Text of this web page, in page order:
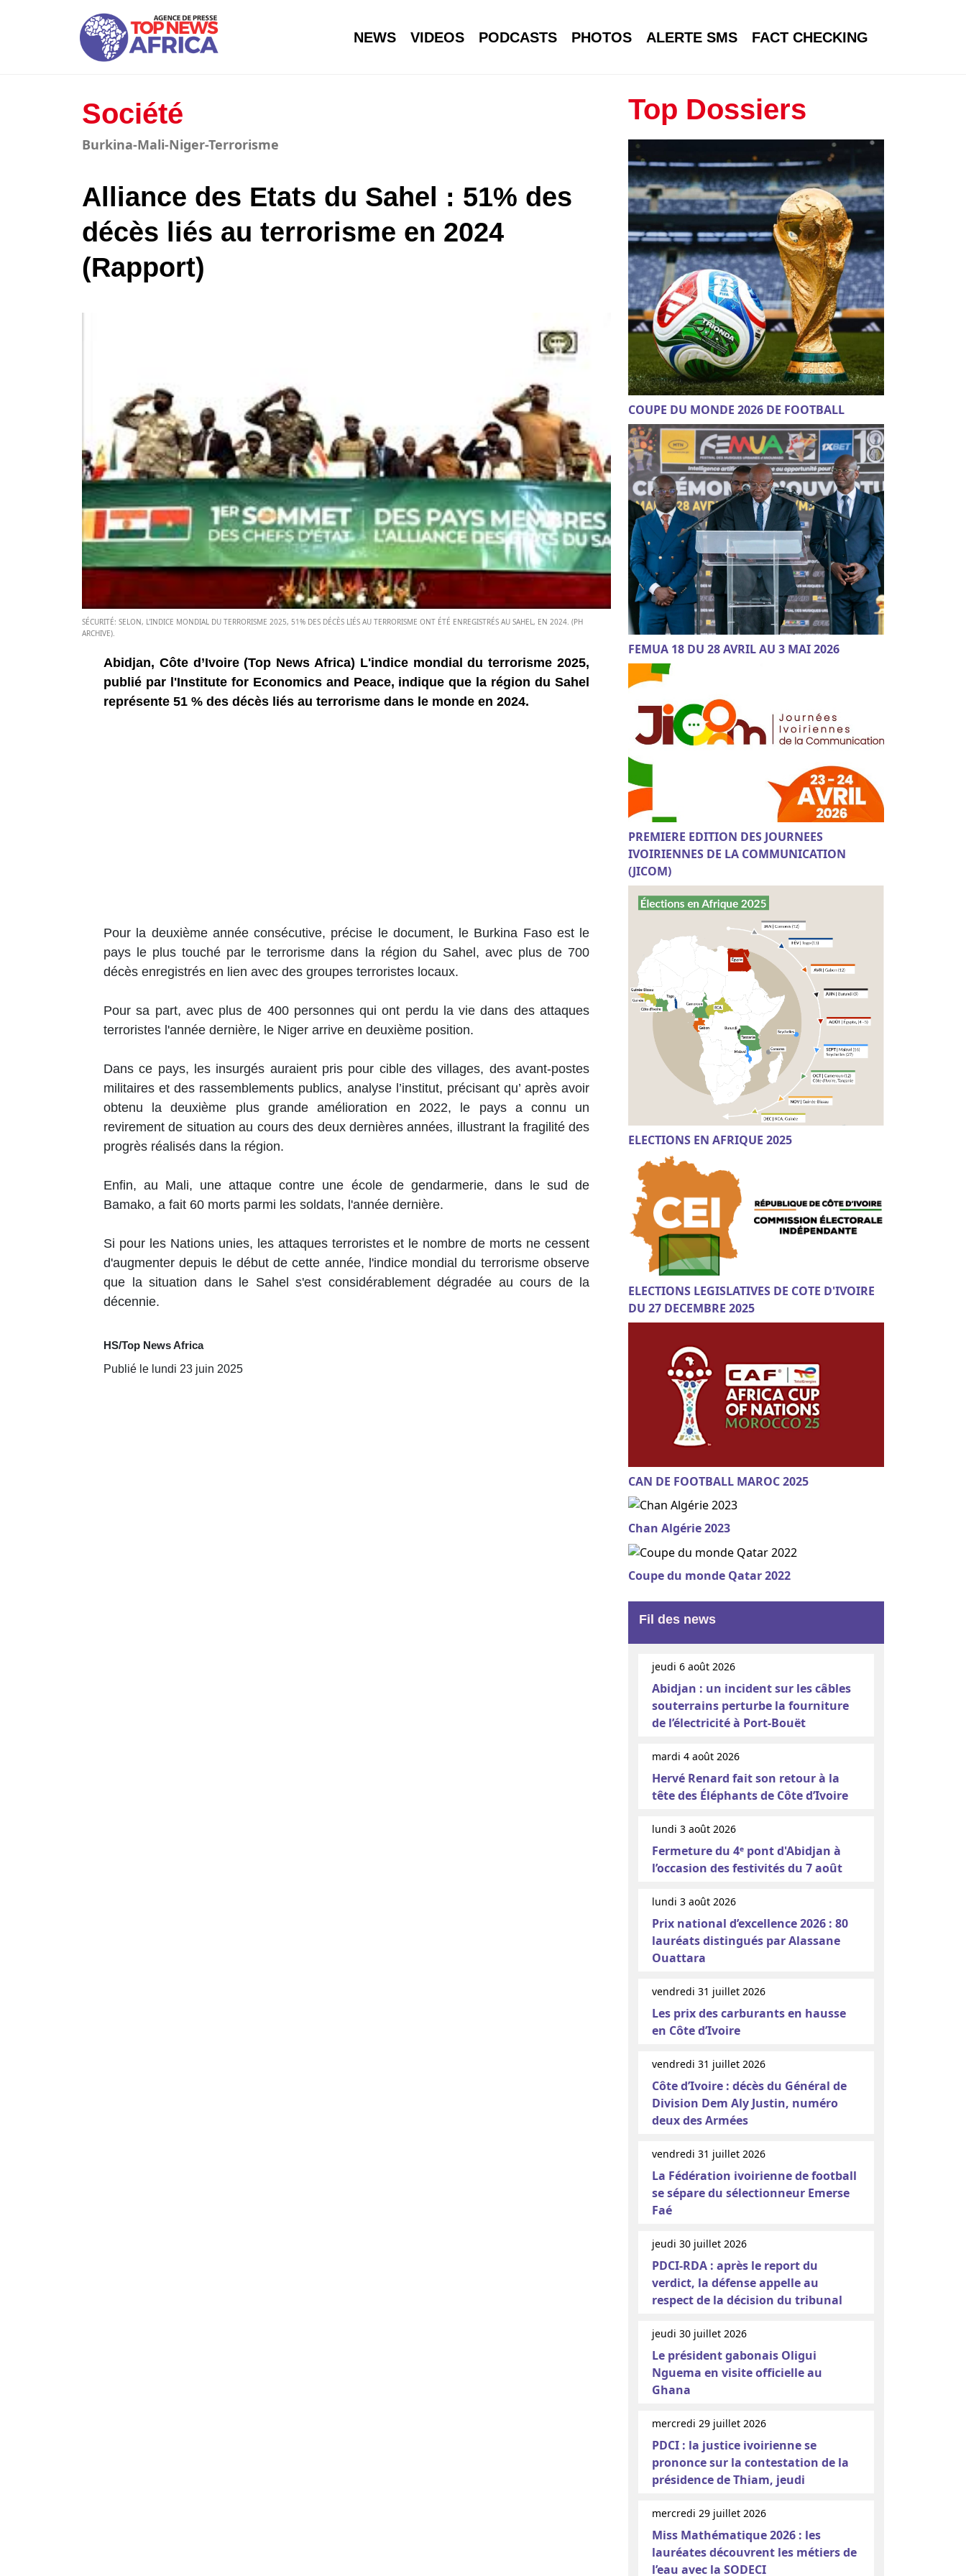
NEWS VIDEOS PODCASTS PHOTOS ALERTE SMS FACT CHECKING
Société
Burkina-Mali-Niger-Terrorisme
Alliance des Etats du Sahel : 51% des
décès liés au terrorisme en 2024
(Rapport)
SÉCURITÉ: SELON, L'INDICE MONDIAL DU TERRORISME 2025, 51% DES DÉCÈS LIÉS AU TERRORISME ONT ÉTÉ ENREGISTRÉS AU SAHEL, EN 2024. (PH
ARCHIVE).
Abidjan, Côte d’Ivoire (Top News Africa) L'indice mondial du terrorisme 2025,
publié par l'Institute for Economics and Peace, indique que la région du Sahel
représente 51 % des décès liés au terrorisme dans le monde en 2024.
Pour la deuxième année consécutive, précise le document, le Burkina Faso est le
pays le plus touché par le terrorisme dans la région du Sahel, avec plus de 700
décès enregistrés en lien avec des groupes terroristes locaux.
Pour sa part, avec plus de 400 personnes qui ont perdu la vie dans des attaques
terroristes l'année dernière, le Niger arrive en deuxième position.
Dans ce pays, les insurgés auraient pris pour cible des villages, des avant-postes
militaires et des rassemblements publics, analyse l’institut, précisant qu’ après avoir
obtenu la deuxième plus grande amélioration en 2022, le pays a connu un
revirement de situation au cours des deux dernières années, illustrant la fragilité des
progrès réalisés dans la région.
Enfin, au Mali, une attaque contre une école de gendarmerie, dans le sud de
Bamako, a fait 60 morts parmi les soldats, l'année dernière.
Si pour les Nations unies, les attaques terroristes et le nombre de morts ne cessent
d'augmenter depuis le début de cette année, l'indice mondial du terrorisme observe
que la situation dans le Sahel s'est considérablement dégradée au cours de la
décennie.
HS/Top News Africa
Publié le lundi 23 juin 2025
Top Dossiers
COUPE DU MONDE 2026 DE FOOTBALL
FEMUA 18 DU 28 AVRIL AU 3 MAI 2026
PREMIERE EDITION DES JOURNEES
IVOIRIENNES DE LA COMMUNICATION
(JICOM)
ELECTIONS EN AFRIQUE 2025
ELECTIONS LEGISLATIVES DE COTE D'IVOIRE
DU 27 DECEMBRE 2025
CAN DE FOOTBALL MAROC 2025
Chan Algérie 2023
Coupe du monde Qatar 2022
Fil des news
jeudi 6 août 2026
Abidjan : un incident sur les câbles
souterrains perturbe la fourniture
de l’électricité à Port-Bouët
mardi 4 août 2026
Hervé Renard fait son retour à la
tête des Éléphants de Côte d’Ivoire
lundi 3 août 2026
Fermeture du 4ᵉ pont d'Abidjan à
l’occasion des festivités du 7 août
lundi 3 août 2026
Prix national d’excellence 2026 : 80
lauréats distingués par Alassane
Ouattara
vendredi 31 juillet 2026
Les prix des carburants en hausse
en Côte d’Ivoire
vendredi 31 juillet 2026
Côte d’Ivoire : décès du Général de
Division Dem Aly Justin, numéro
deux des Armées
vendredi 31 juillet 2026
La Fédération ivoirienne de football
se sépare du sélectionneur Emerse
Faé
jeudi 30 juillet 2026
PDCI-RDA : après le report du
verdict, la défense appelle au
respect de la décision du tribunal
jeudi 30 juillet 2026
Le président gabonais Oligui
Nguema en visite officielle au
Ghana
mercredi 29 juillet 2026
PDCI : la justice ivoirienne se
prononce sur la contestation de la
présidence de Thiam, jeudi
mercredi 29 juillet 2026
Miss Mathématique 2026 : les
lauréates découvrent les métiers de
l’eau avec la SODECI